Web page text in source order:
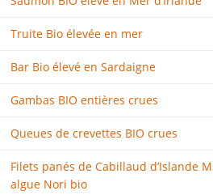
Truite Bio élevée en mer
Bar Bio élevé en Sardaigne
Gambas BIO entières crues
Queues de crevettes BIO crues
Filets panés de Cabillaud d’Islande
algue Nori bio